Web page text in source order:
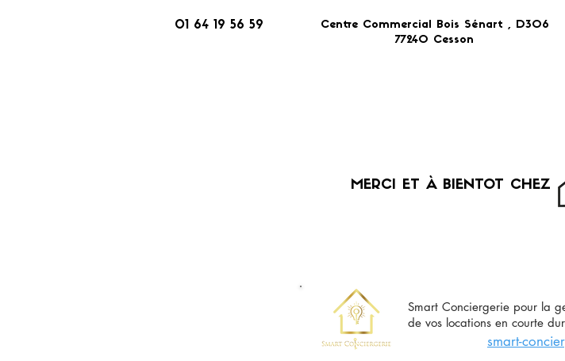
01 64 19 56 59
Centre Commercial Bois Sénart , D306
77240 Cesson​
​MERCI ET À BIENTOT CHEZ
Smart Conciergerie pour la
de vos locations en courte
smart-